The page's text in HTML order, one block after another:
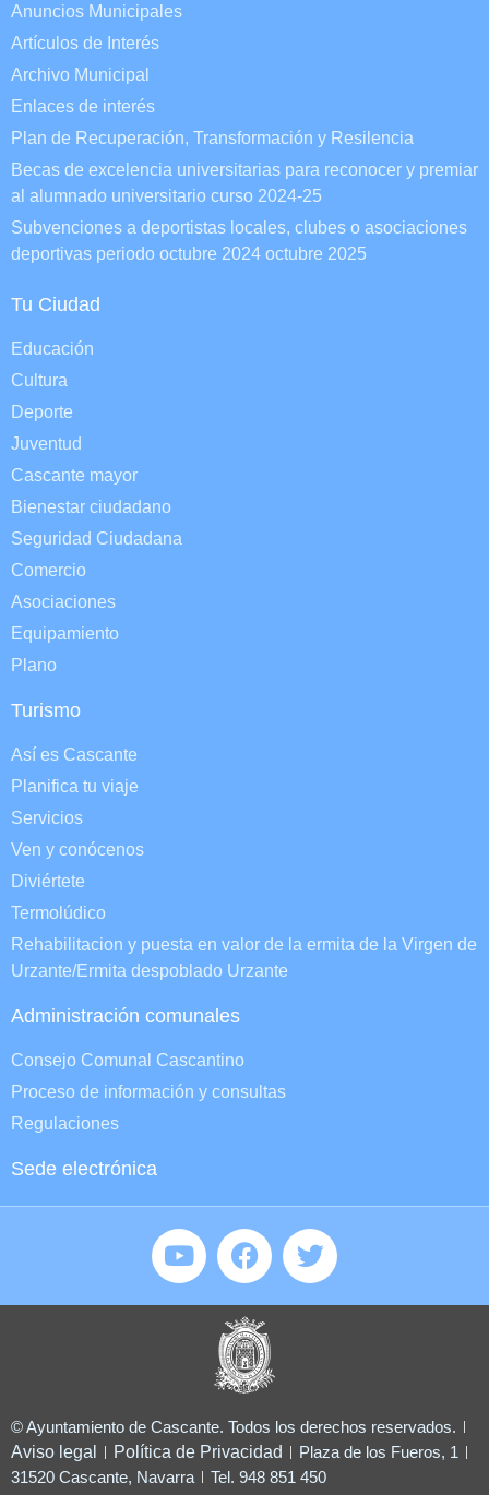
Anuncios Municipales
Artículos de Interés
Archivo Municipal
Enlaces de interés
Plan de Recuperación, Transformación y Resilencia
Becas de excelencia universitarias para reconocer y premiar
al alumnado universitario curso 2024-25
Subvenciones a deportistas locales, clubes o asociaciones
deportivas periodo octubre 2024 octubre 2025
Tu Ciudad
Educación
Cultura
Deporte
Juventud
Cascante mayor
Bienestar ciudadano
Seguridad Ciudadana
Comercio
Asociaciones
Equipamiento
Plano
Turismo
Así es Cascante
Planifica tu viaje
Servicios
Ven y conócenos
Diviértete
Termolúdico
Rehabilitacion y puesta en valor de la ermita de la Virgen de
Urzante/Ermita despoblado Urzante
Administración comunales
Consejo Comunal Cascantino
Proceso de información y consultas
Regulaciones
Sede electrónica
© Ayuntamiento de Cascante. Todos los derechos reservados.
Aviso legal
Política de Privacidad
Plaza de los Fueros, 1
31520 Cascante, Navarra
Tel. 948 851 450